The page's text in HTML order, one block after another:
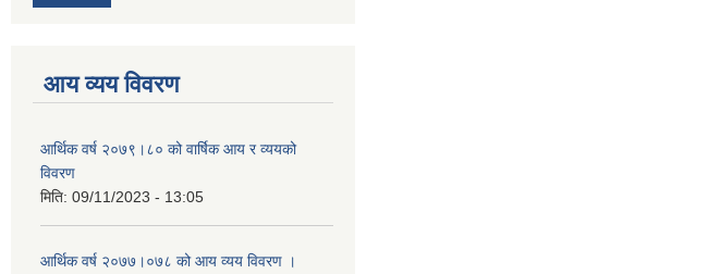
आय व्यय विवरण
आर्थिक वर्ष २०७९।८० को वार्षिक आय र व्ययको
विवरण
मिति: 09/11/2023 - 13:05
आर्थिक वर्ष २०७७।०७८ को आय व्यय विवरण ।